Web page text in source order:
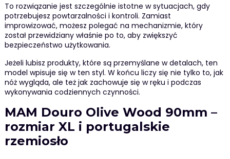
To rozwiązanie jest szczególnie istotne w sytuacjach, gdy
potrzebujesz powtarzalności i kontroli. Zamiast
improwizować, możesz polegać na mechanizmie, który
został przewidziany właśnie po to, aby zwiększyć
bezpieczeństwo użytkowania.
Jeżeli lubisz produkty, które są przemyślane w detalach, ten
model wpisuje się w ten styl. W końcu liczy się nie tylko to, jak
nóż wygląda, ale też jak zachowuje się w ręku i podczas
wykonywania codziennych czynności.
MAM Douro Olive Wood 90mm –
rozmiar XL i portugalskie
rzemiosło